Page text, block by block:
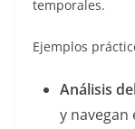
temporales.
Ejemplos
Análisis
y navegan